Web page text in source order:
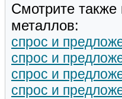
Смотрите
металлов:
спрос и
спрос и
спрос и
спрос и